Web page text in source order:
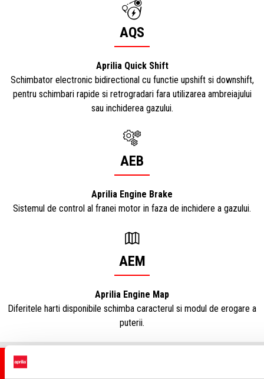
AQS
Aprilia Quick Shift
Schimbator electronic bidirectional cu functie upshift si downshift,
pentru schimbari rapide si retrogradari fara utilizarea ambreiajului
sau inchiderea gazului.
AEB
Aprilia Engine Brake
Sistemul de control al franei motor in faza de inchidere a gazului.
AEM
Aprilia Engine Map
Diferitele harti disponibile schimba caracterul si modul de erogare a
puterii.